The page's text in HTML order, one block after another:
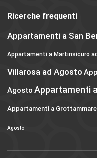
Ricerche frequenti
Appartamenti a San
Appartamenti a Martinsicuro
Villarosa ad Agosto
Agosto Appartamenti
Appartamenti a
Agosto